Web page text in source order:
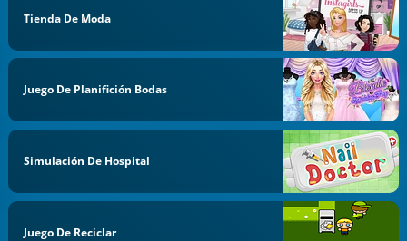
Tienda De Moda
Juego De Planifición Bodas
Simulación De Hospital
Juego De Reciclar